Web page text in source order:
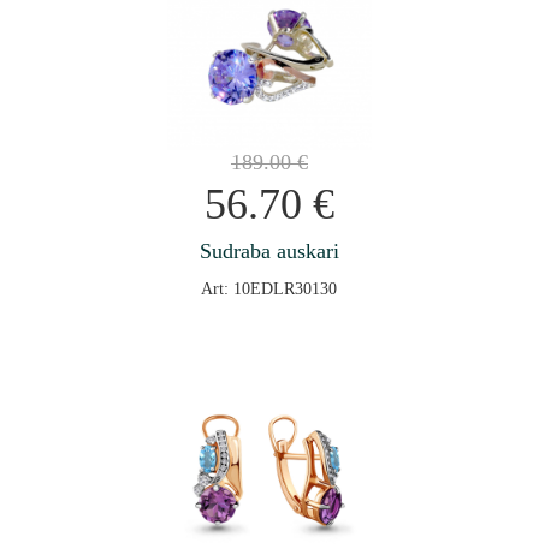
189.00€
56.70 €
Sudraba auskari
Art: 10EDLR30130